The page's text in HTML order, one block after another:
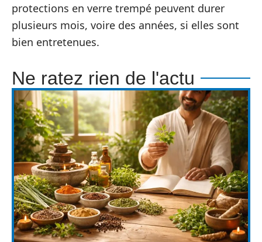
protections en verre trempé peuvent durer
plusieurs mois, voire des années, si elles sont
bien entretenues.
Ne ratez rien de l'actu